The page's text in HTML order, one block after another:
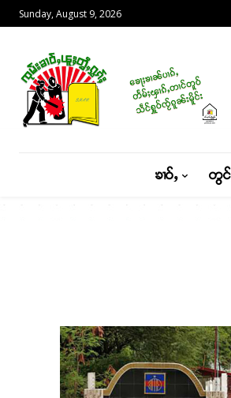
Sunday, August 9, 2026
ၶၢဝ်ႇ တွင်